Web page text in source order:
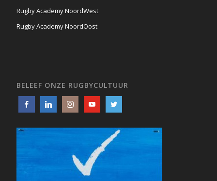
Rugby Academy NoordWest
Rugby Academy NoordOost
BELEEF ONZE RUGBYCULTUUR